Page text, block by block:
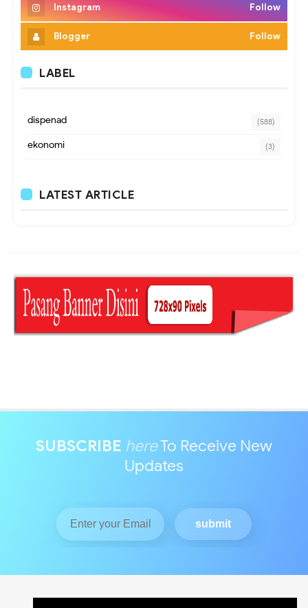
Instagram Follow
Blogger Follow
LABEL
dispenad (588)
ekonomi (3)
LATEST ARTICLE
SUBSCRIBE hereTo Receive New
Updates